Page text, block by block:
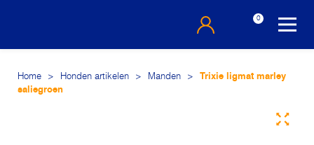
0
Home > Honden artikelen > Manden >
Trixie ligmat marley
saliegroen